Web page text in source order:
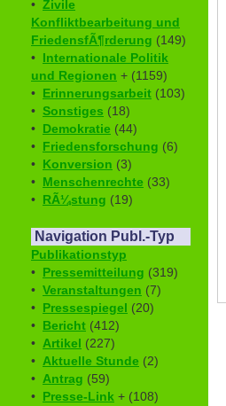
• Zivile
Konfliktbearbeitung und
FriedensfÃ¶rderung (149)
• Internationale Politik
und Regionen + (1159)
• Erinnerungsarbeit (103)
• Sonstiges (18)
• Demokratie (44)
• Friedensforschung (6)
• Konversion (3)
• Menschenrechte (33)
• RÃ¼stung (19)
Navigation Publ.-Typ
Publikationstyp
• Pressemitteilung (319)
• Veranstaltungen (7)
• Pressespiegel (20)
• Bericht (412)
• Artikel (227)
• Aktuelle Stunde (2)
• Antrag (59)
• Presse-Link + (108)